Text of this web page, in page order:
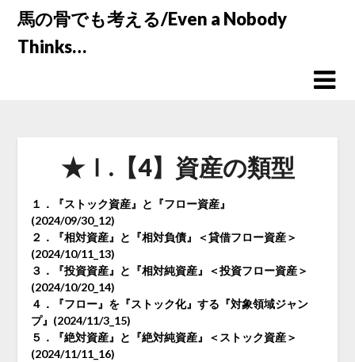
Skip
content
馬の骨でも考える/Even a Nobody
Thinks…
★Ⅰ.【4】資産の類型
１．『ストック資産』と『フロー資産』
(2024/09/30_12)
２．『相対資産』と『相対負債』＜貸借フロー資産＞
(2024/10/11_13)
３．『投資資産』と『相対純資産』＜投資フロー資産＞
(2024/10/20_14)
４．『フロー』を『ストック化』する『対象領域ジャン
プ』(2024/11/3_15)
５．『絶対資産』と『絶対純資産』＜ストック資産＞
(2024/11/11_16)